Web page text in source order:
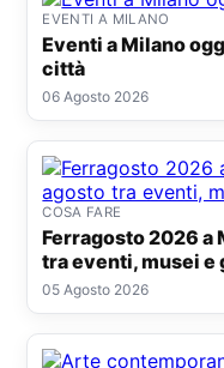
EVENTI A MILANO
Eventi a Milano oggi, 6 agosto 2026: cosa fare in
città
06 Agosto 2026
COSA FARE
Ferragosto 2026 a Milano: cosa fare il 15 agosto
tra eventi, musei
05 Agosto 2026